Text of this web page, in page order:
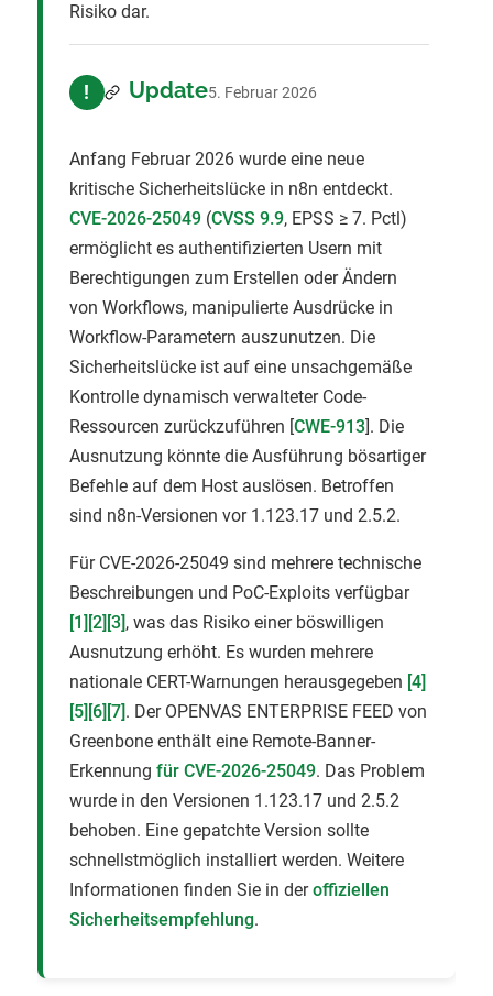
Risiko dar.
! Update5. Februar 2026
Anfang Februar 2026 wurde eine neue
kritische Sicherheitslücke in n8n entdeckt.
CVE-2026-25049(CVSS 9.9, EPSS ≥ 7. Pctl)
ermöglicht es authentifizierten Usern mit
Berechtigungen zum Erstellen oder Ändern
von Workflows, manipulierte Ausdrücke in
Workflow-Parametern auszunutzen. Die
Sicherheitslücke ist auf eine unsachgemäße
Kontrolle dynamisch verwalteter Code-
Ressourcen zurückzuführen [CWE-913]. Die
Ausnutzung könnte die Ausführung bösartiger
Befehle auf dem Host auslösen. Betroffen
sind n8n-Versionen vor 1.123.17 und 2.5.2.
Für CVE-2026-25049 sind mehrere technische
Beschreibungen und PoC-Exploits verfügbar
[1] [2] [3], was das Risiko einer böswilligen
Ausnutzung erhöht. Es wurden mehrere
nationale CERT-Warnungen herausgegeben [4]
[5] [6] [7]. Der OPENVAS ENTERPRISE FEED von
Greenbone enthält eine Remote-Banner-
Erkennung für CVE-2026-25049. Das Problem
wurde in den Versionen 1.123.17 und 2.5.2
behoben. Eine gepatchte Version sollte
schnellstmöglich installiert werden. Weitere
Informationen finden Sie in deroffiziellen
Sicherheitsempfehlung.